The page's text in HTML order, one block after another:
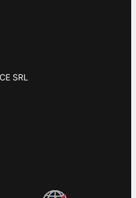
SRL